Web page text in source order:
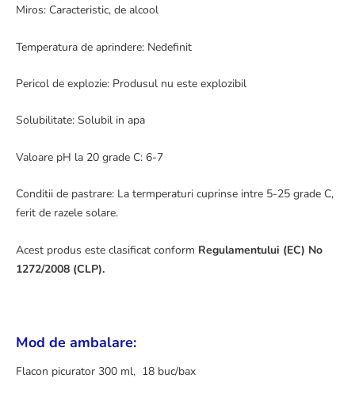
Miros: Caracteristic, de alcool
Temperatura de aprindere: Nedefinit
Pericol de explozie: Produsul nu este explozibil
Solubilitate: Solubil in apa
Valoare pH la 20 grade C: 6-7
Conditii de pastrare: La termperaturi cuprinse intre 5-25 grade C,
ferit de razele solare.
Acest produs este clasificat conform Regulamentului (EC) No
1272/2008 (CLP).
Mod de ambalare:
Flacon picurator 300 ml, 18 buc/bax